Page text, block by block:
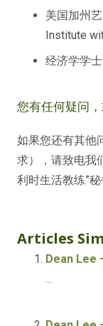
美国加州
Institute
经济学学
您有任何疑问
如果您还有其他
求），请致电我
利时生活教练”
Articles
Dean Lee
...